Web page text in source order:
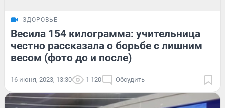
ЗДОРОВЬЕ
Весила 154 килограмма: учительница
честно рассказала о борьбе с лишним
весом (фото до и после)
16 июня, 2023, 13:30 1 120 Обсудить